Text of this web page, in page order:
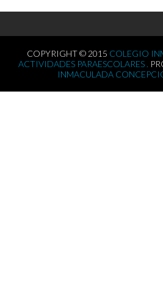
COPYRIGHT © 2015 COLEGIO
ACTIVIDADES PARAESCOLARES .
INMACULADA